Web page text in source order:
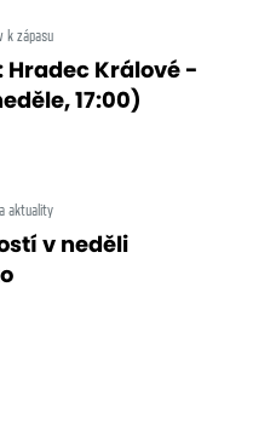
k zápasu
Hradec Králové -
17:00)
aktuality
v neděli